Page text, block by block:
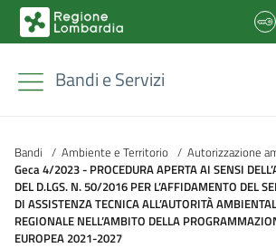
Bandi e Servizi
Bandi / Ambiente e Territorio / Autorizzazione
Geca 4/2023 - PROCEDURA APERTA AI SENSI
DEL D.LGS. N. 50/2016 PER L’AFFIDAMENTO DEL
DI ASSISTENZA TECNICA ALL’AUTORITÀ
REGIONALE NELL’AMBITO DELLA
EUROPEA 2021-2027